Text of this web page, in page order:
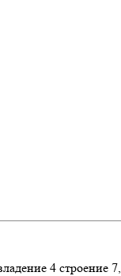
4 строение 7,